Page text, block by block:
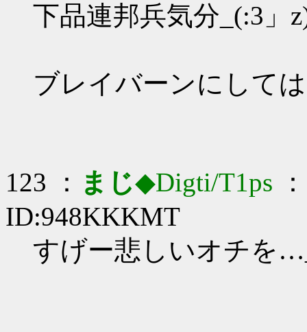
下品連邦兵気分_(:3」
ブレイバーンにして
123 ： まじ◆Digti/T1ps
ID:948KKKMT
すげー悲しいオチを